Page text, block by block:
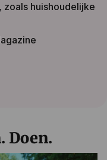
zoals huishoudelijke
Doen.